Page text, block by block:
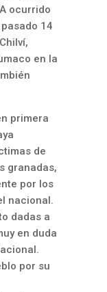
ocurrido
14
en la
primera
de
granadas,
por los
nacional.
dadas a
en duda
por su